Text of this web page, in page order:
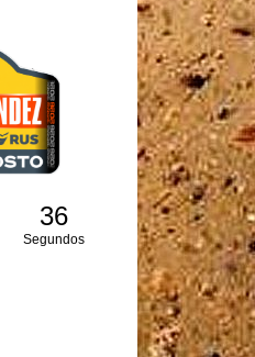
34
Segundos